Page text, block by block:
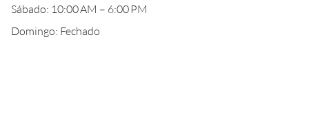
Sábado: 10:00 AM – 6:00 PM
Domingo: Fechado